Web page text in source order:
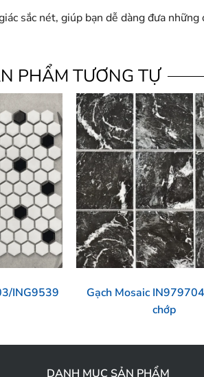
sắc nét, giúp bạn dễ dàng đưa
PHẨM TƯƠNG TỰ
ING9539
Gạch Mosaic
chớp
DANH MỤC SẢN PHẨM